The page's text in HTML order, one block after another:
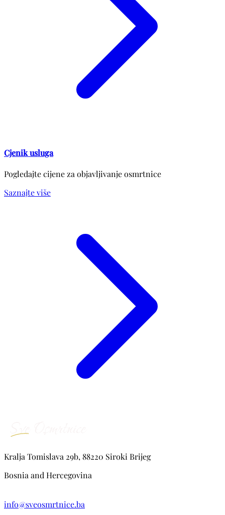
Cjenik usluga
Pogledajte cijene za objavljivanje osmrtnice
Saznajte više
Kralja Tomislava 29b, 88220 Siroki Brijeg
Bosnia and Hercegovina
info@sveosmrtnice.ba